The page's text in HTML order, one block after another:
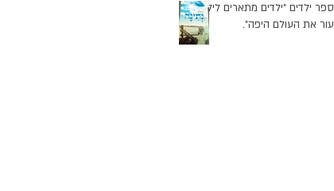
ספר ילדים "ילדים מתארים לילד
עור את העולם היפה".